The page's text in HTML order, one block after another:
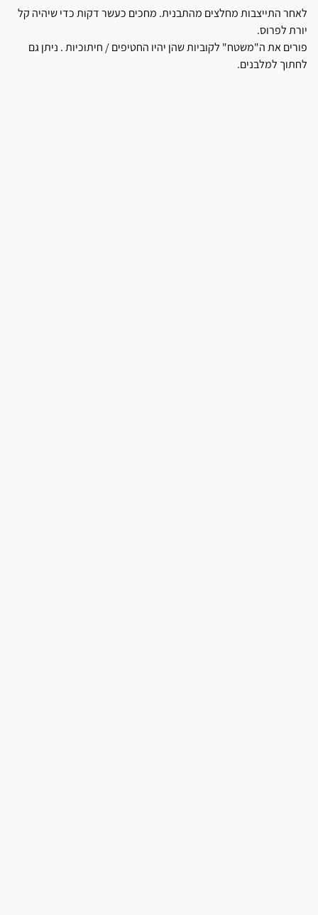
לאחר התייצבות מחלצים מהתבנית. מחכים כעשר דקות כדי שיהיה קל
יורת לפרוס.
פורים את ה"משטח" לקוביות שהן יהיו החטיפים / חיתוכיות . ניתן גם
לחתוך למלבנים.